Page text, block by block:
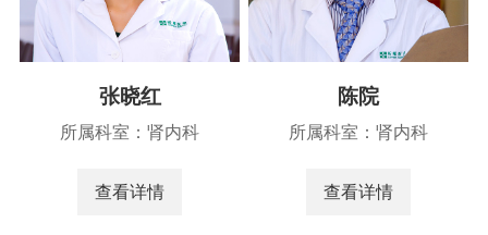
张晓红
所属科室：肾内科
查看详情
陈院
所属科室：肾内科
查看详情